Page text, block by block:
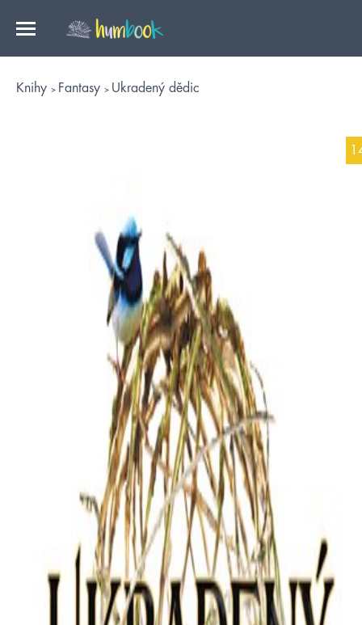
Knihy Fantasy Ukradený dědic